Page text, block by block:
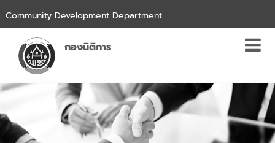
Community Development Department
กองนิติการ